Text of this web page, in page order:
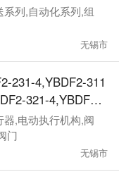
列,自动化系列,组
无锡市
231-4,YBDF2-311
321-4,YBDF2-3
421-4, YBDF
WF-212-4,
WF-222-4,YBD
,电动执行机构,阀
门
无锡市